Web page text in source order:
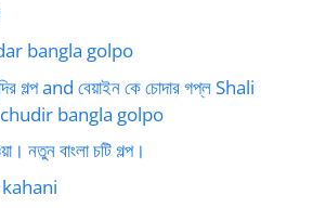
bangla golpo
গল্প and বেয়াইন কে চোদার গপ্ল Shali
bangla golpo
নতুন বাংলা চটি গল্প।
kahani